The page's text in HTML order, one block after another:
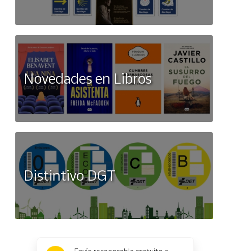
Novedades en Libros
Distintivo DGT